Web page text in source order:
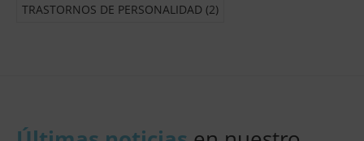
TRASTORNOS DE PERSONALIDAD (2)